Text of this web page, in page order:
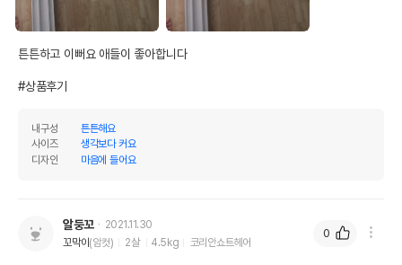
튼튼하고 이뻐요 애들이 좋아합니다
#상품후기
내구성
튼튼해요
사이즈
생각보다 커요
디자인
마음에 들어요
알둥꼬
2021.11.30
꼬막이(암컷) 2살 4.5kg 코리안쇼트헤어
0